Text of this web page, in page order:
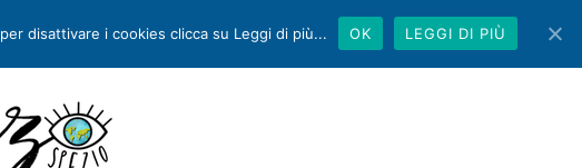
WEB & SOCIAL MEDIA CONTATTI
disattivare i cookies clicca su Leggi di più... OK LEGGI DI PIÙ